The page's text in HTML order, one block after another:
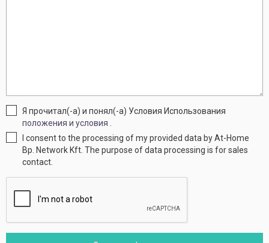
Я прочитал(-а) и понял(-а) Условия Использования
положения и условия
I consent to the processing of my provided data by At-Home
Bp. Network Kft. The purpose of data processing is for sales
contact.